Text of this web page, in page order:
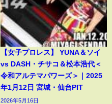
【女子プロレス】 YUNA＆ソイ
vs DASH・チサコ＆松本浩代＜
令和アルテマパワーズ＞｜2025
年1月12日 宮城・仙台PIT
2026年5月16日